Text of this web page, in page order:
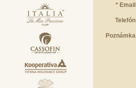
* Email
Telefón
Poznámka